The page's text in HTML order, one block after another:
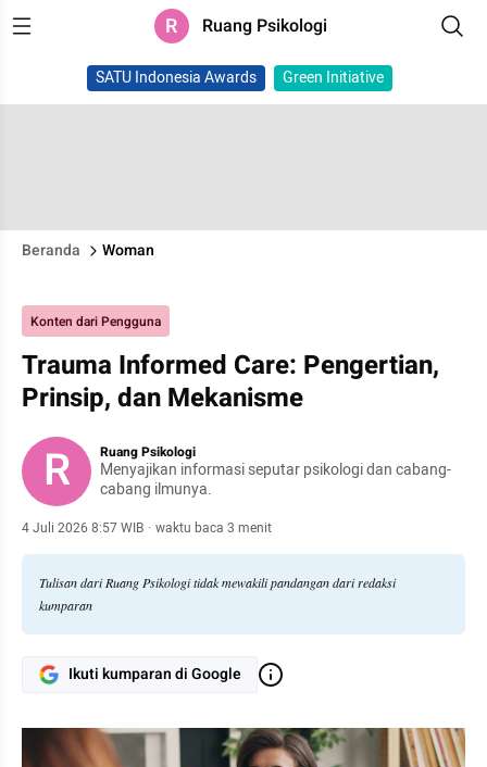
R Ruang Psikologi
SATU Indonesia Awards Green Initiative
Beranda Woman
Konten dari Pengguna
Trauma Informed Care: Pengertian,
Prinsip, dan Mekanisme
R Ruang Psikologi
Menyajikan informasi seputar psikologi dan cabang-
cabang ilmunya.
4 Juli 2026 8:57 WIB · waktu baca 3 menit
Tulisan dari Ruang Psikologi tidak mewakili pandangan dari redaksi
kumparan
Ikuti kumparan di Google